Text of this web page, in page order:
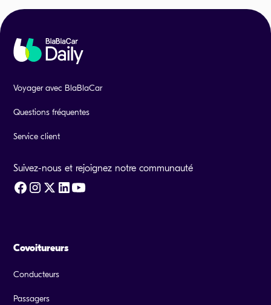
Voyager avec BlaBlaCar
Questions fréquentes
Service client
Suivez-nous et rejoignez notre communauté
Covoitureurs
Conducteurs
Passagers